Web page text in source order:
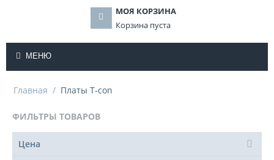
МОЯ КОРЗИНА
Корзина пуста
МЕНЮ
Главная / Платы T-con
ФИЛЬТРЫ ТОВАРОВ
Цена